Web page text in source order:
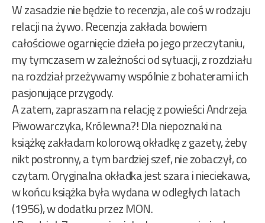
W zasadzie nie będzie to recenzja, ale coś w rodzaju
relacji na żywo. Recenzja zakłada bowiem
całościowe ogarnięcie dzieła po jego przeczytaniu,
my tymczasem w zależności od sytuacji, z rozdziału
na rozdział przeżywamy wspólnie z bohaterami ich
pasjonujące przygody.
A zatem, zapraszam na relację z powieści Andrzeja
Piwowarczyka, Królewna?! Dla niepoznaki na
książkę zakładam kolorową okładkę z gazety, żeby
nikt postronny, a tym bardziej szef, nie zobaczył, co
czytam. Oryginalna okładka jest szara i nieciekawa,
w końcu książka była wydana w odległych latach
(1956), w dodatku przez MON.